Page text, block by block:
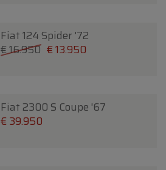
Fiat 124 Spider '72
€ 16.950 € 13.950
Fiat 2300 S Coupe '67
€ 39.950